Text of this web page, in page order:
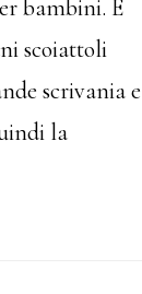
bambini. È
scoiattoli
scrivania e
la